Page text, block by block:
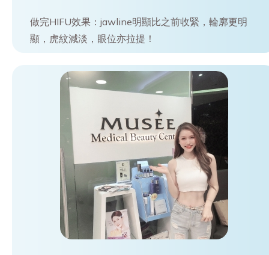
做完HIFU效果：jawline明顯比之前收緊，輪廓更明
顯，虎紋減淡，眼位亦拉提！